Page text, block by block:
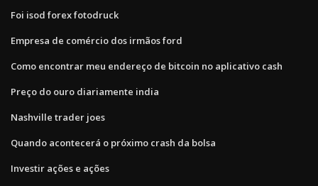
Foi isod forex fotodruck
Empresa de comércio dos irmãos ford
Como encontrar meu endereço de bitcoin no aplicativo cash
Preço do ouro diariamente india
Nashville trader joes
Quando acontecerá o próximo crash da bolsa
Investir ações e ações